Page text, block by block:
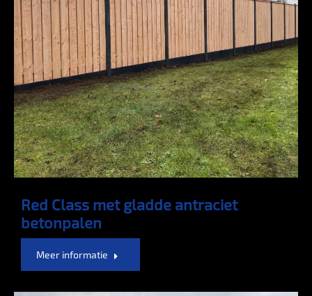
Red Class met gladde antraciet
betonpalen
Meer informatie